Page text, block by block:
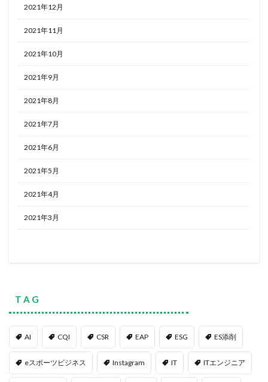
2021年12月
2021年11月
2021年10月
2021年9月
2021年8月
2021年7月
2021年6月
2021年5月
2021年4月
2021年3月
T A G
AI CQI CSR EAP ESG ES添削
eスポーツビジネス Instagram IT ITエンジニア